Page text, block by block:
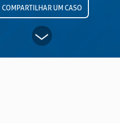
Ver todos
COMPARTILHAR UM CASO